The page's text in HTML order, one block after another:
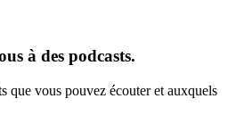
à des podcasts.
que vous pouvez écouter et auxquels